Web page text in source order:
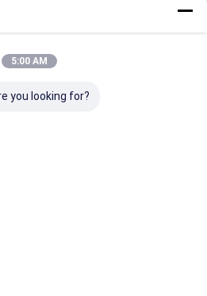
5:00 AM
you looking for?